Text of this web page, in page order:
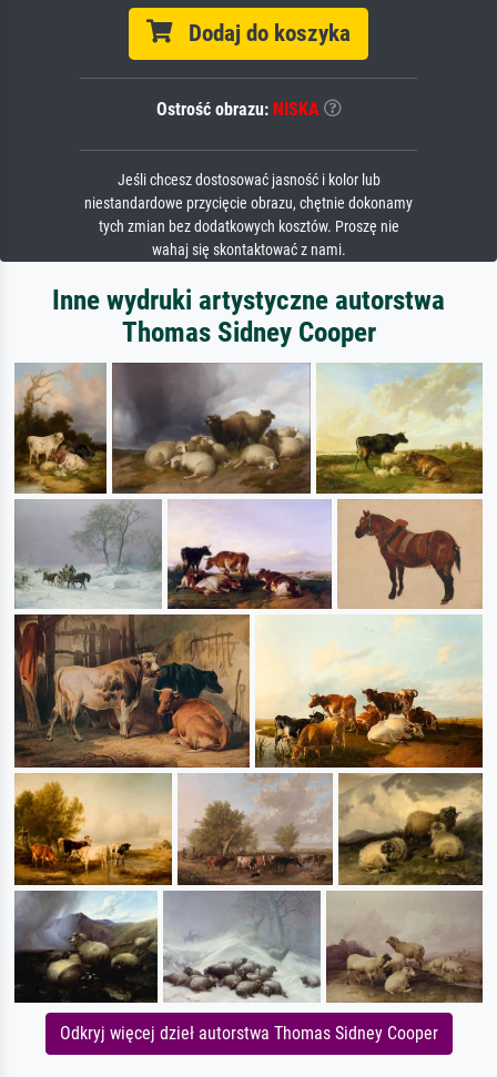
Dodaj do koszyka
Ostrość obrazu: NISKA
Jeśli chcesz dostosować jasność i kolor lub
niestandardowe przycięcie obrazu, chętnie dokonamy
tych zmian bez dodatkowych kosztów. Proszę nie
wahaj się skontaktować z nami.
Inne wydruki artystyczne autorstwa
Thomas Sidney Cooper
Odkryj więcej dzieł autorstwa Thomas Sidney Cooper